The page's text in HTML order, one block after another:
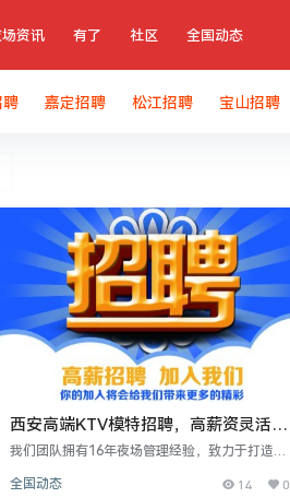
资讯 有了 社区 全国动态
聘 嘉定招聘 松江招聘 宝山招聘
西安高端KTV模特招聘，高薪资灵活工
作机会
我们团队拥有16年夜场管理经验，致力于打造无
富自由，月收入可达7万。招聘西安高端KTV模
全国动态 14 0